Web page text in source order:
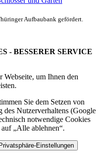
Aufbaubank gefördert.
- BESSERER SERVICE
Webseite, um Ihnen den
Sie dem Setzen von
Nutzerverhaltens (Google
notwendige Cookies
„Alle ablehnen“.
Privatsphäre-Einstellungen